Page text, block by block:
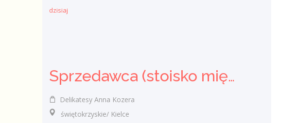
admin- Zawody nadwyżkowe w
województwie świętokrzyskim
dzisiaj
Sprzedawca (stoisko mięsno- wędliniarskie) (k/m)
Delikatesy Anna Kozera
świętokrzyskie/ Kielce